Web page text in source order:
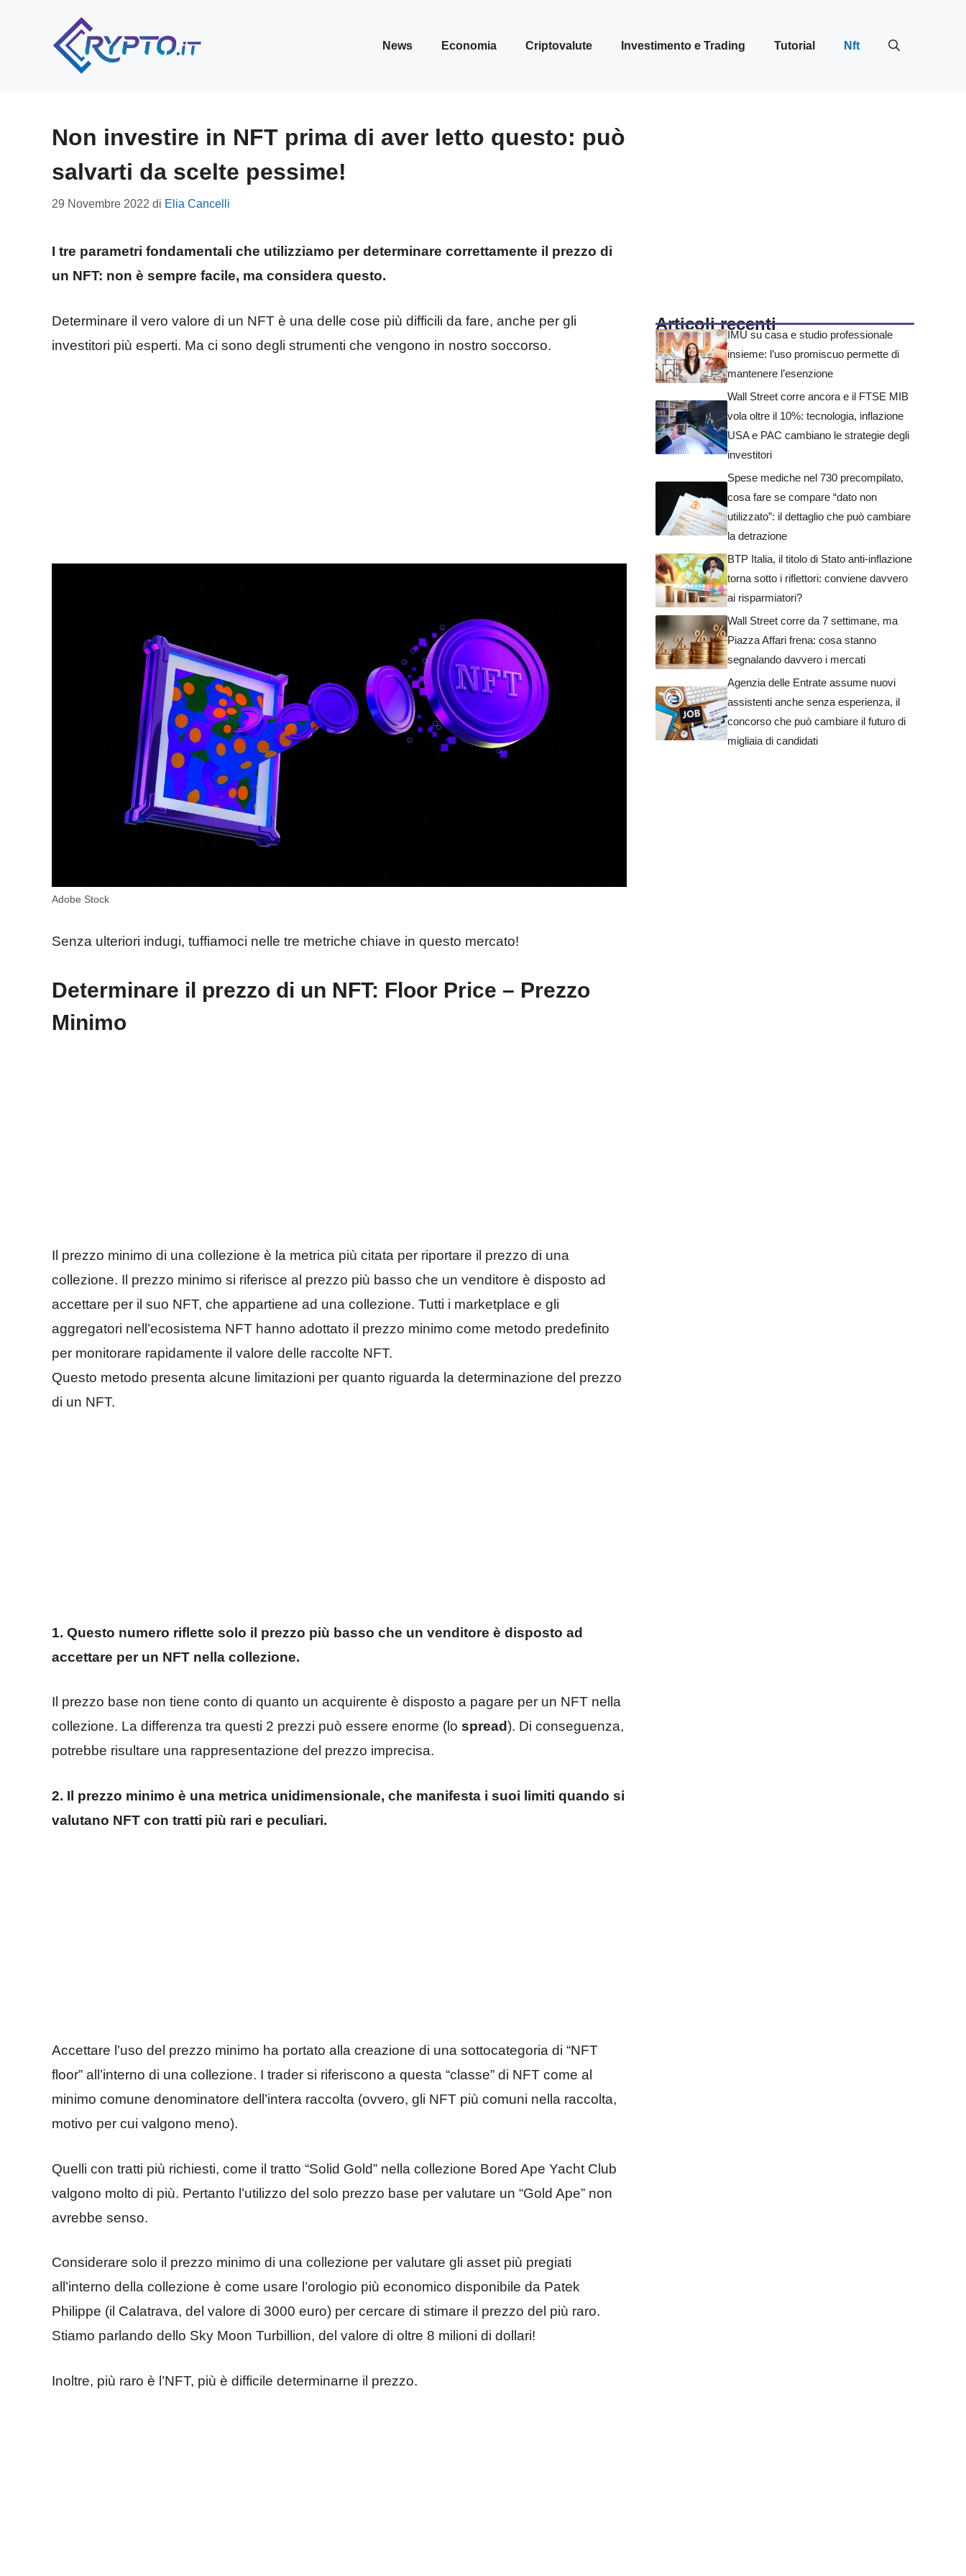
News Economia Criptovalute Investimento e Trading Tutorial Nft
Non investire in NFT prima di aver letto questo: può
salvarti da scelte pessime!
29 Novembre 2022 di Elia Cancelli
I tre parametri fondamentali che utilizziamo per determinare correttamente il prezzo di
un NFT: non è sempre facile, ma considera questo.
Determinare il vero valore di un NFT è una delle cose più difficili da fare, anche per gli
investitori più esperti. Ma ci sono degli strumenti che vengono in nostro soccorso.
Adobe Stock
Senza ulteriori indugi, tuffiamoci nelle tre metriche chiave in questo mercato!
Determinare il prezzo di un NFT: Floor Price – Prezzo
Minimo
Il prezzo minimo di una collezione è la metrica più citata per riportare il prezzo di una
collezione. Il prezzo minimo si riferisce al prezzo più basso che un venditore è disposto ad
accettare per il suo NFT, che appartiene ad una collezione. Tutti i marketplace e gli
aggregatori nell’ecosistema NFT hanno adottato il prezzo minimo come metodo predefinito
per monitorare rapidamente il valore delle raccolte NFT.
Questo metodo presenta alcune limitazioni per quanto riguarda la determinazione del prezzo
di un NFT.
1. Questo numero riflette solo il prezzo più basso che un venditore è disposto ad
accettare per un NFT nella collezione.
Il prezzo base non tiene conto di quanto un acquirente è disposto a pagare per un NFT nella
collezione. La differenza tra questi 2 prezzi può essere enorme (lo spread). Di conseguenza,
potrebbe risultare una rappresentazione del prezzo imprecisa.
2. Il prezzo minimo è una metrica unidimensionale, che manifesta i suoi limiti quando si
valutano NFT con tratti più rari e peculiari.
Accettare l’uso del prezzo minimo ha portato alla creazione di una sottocategoria di “NFT
floor” all’interno di una collezione. I trader si riferiscono a questa “classe” di NFT come al
minimo comune denominatore dell’intera raccolta (ovvero, gli NFT più comuni nella raccolta,
motivo per cui valgono meno).
Quelli con tratti più richiesti, come il tratto “Solid Gold” nella collezione Bored Ape Yacht Club
valgono molto di più. Pertanto l’utilizzo del solo prezzo base per valutare un “Gold Ape” non
avrebbe senso.
Considerare solo il prezzo minimo di una collezione per valutare gli asset più pregiati
all’interno della collezione è come usare l’orologio più economico disponibile da Patek
Philippe (il Calatrava, del valore di 3000 euro) per cercare di stimare il prezzo del più raro.
Stiamo parlando dello Sky Moon Turbillion, del valore di oltre 8 milioni di dollari!
Inoltre, più raro è l’NFT, più è difficile determinarne il prezzo.
Articoli recenti
IMU su casa e studio professionale
insieme: l’uso promiscuo permette di
mantenere l’esenzione
Wall Street corre ancora e il FTSE MIB
vola oltre il 10%: tecnologia, inflazione
USA e PAC cambiano le strategie degli
investitori
Spese mediche nel 730 precompilato,
cosa fare se compare “dato non
utilizzato”: il dettaglio che può cambiare
la detrazione
BTP Italia, il titolo di Stato anti-inflazione
torna sotto i riflettori: conviene davvero
ai risparmiatori?
Wall Street corre da 7 settimane, ma
Piazza Affari frena: cosa stanno
segnalando davvero i mercati
Agenzia delle Entrate assume nuovi
assistenti anche senza esperienza, il
concorso che può cambiare il futuro di
migliaia di candidati